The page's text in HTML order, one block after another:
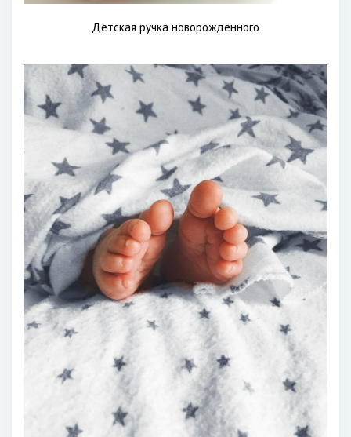
Детская ручка новорожденного